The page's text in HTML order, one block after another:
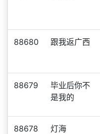
88680 跟我返广西
88679
毕业后你不
是我的
88678 灯海